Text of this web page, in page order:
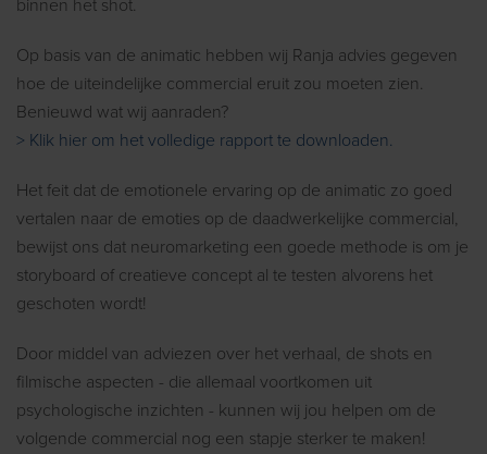
binnen het shot.
Op basis van de animatic hebben wij Ranja advies gegeven
hoe de uiteindelijke commercial eruit zou moeten zien.
Benieuwd wat wij aanraden?
> Klik hier om het volledige rapport te downloaden.
Het feit dat de emotionele ervaring op de animatic zo goed
vertalen naar de emoties op de daadwerkelijke commercial,
bewijst ons dat neuromarketing een goede methode is om je
storyboard of creatieve concept al te testen alvorens het
geschoten wordt!
Door middel van adviezen over het verhaal, de shots en
filmische aspecten - die allemaal voortkomen uit
psychologische inzichten - kunnen wij jou helpen om de
volgende commercial nog een stapje sterker te maken!